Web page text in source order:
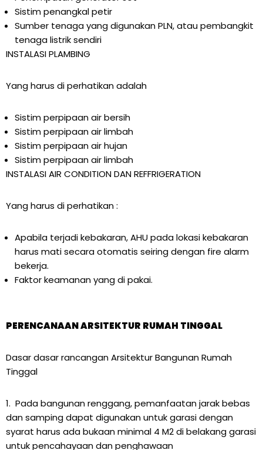
Sistim penangkal petir
Sumber tenaga yang digunakan PLN, atau pembangkit
tenaga listrik sendiri
INSTALASI PLAMBING
Yang harus di perhatikan adalah
Sistim perpipaan air bersih
Sistim perpipaan air limbah
Sistim perpipaan air hujan
Sistim perpipaan air limbah
INSTALASI AIR CONDITION DAN REFFRIGERATION
Yang harus di perhatikan :
Apabila terjadi kebakaran, AHU pada lokasi kebakaran
harus mati secara otomatis seiring dengan fire alarm
bekerja.
Faktor keamanan yang di pakai.
PERENCANAAN ARSITEKTUR RUMAH TINGGAL
Dasar dasar rancangan Arsitektur Bangunan Rumah
Tinggal
1. Pada bangunan renggang, pemanfaatan jarak bebas
dan samping dapat digunakan untuk garasi dengan
syarat harus ada bukaan minimal 4 M2 di belakang garasi
untuk pencahayaan dan penghawaan